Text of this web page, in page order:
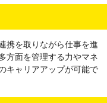
携を取りながら仕事を進
方面を管理する力やマネ
キャリアアップが可能で